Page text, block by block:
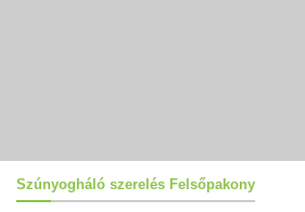
Szúnyogháló szerelés Felsőpakony